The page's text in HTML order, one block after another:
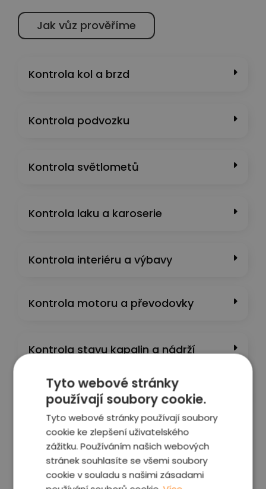
Jak vůz prověříme
Kontrola kol a brzd
Kontrola podvozku
Kontrola světlometů
Kontrola laku a karoserie
Kontrola interiéru a výbavy
Kontrola motoru a převodovky
Kontrola stavu kapalin a nádrží​
Kontrolní projížďka
PC diagnostika
Tyto webové stránky
používají soubory cookie.
Tyto webové stránky používají soubory
cookie ke zlepšení uživatelského
zážitku. Používáním našich webových
stránek souhlasíte se všemi soubory
cookie v souladu s našimi zásadami